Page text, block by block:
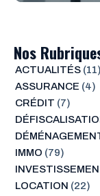
Nos
ACTUALITÉS(11)
ASSURANCE (4)
CRÉDIT (7)
IMMO (79)
LOCATION (22)